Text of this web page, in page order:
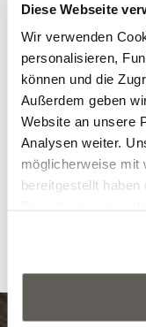
Diese Webseite
Wir verwenden
personalisieren,
können und die
Außerdem geben
Website an unsere
Analysen weiter.
möglicherweise mit
bereitgestellt
Dielen und
Wandverkleidung
Terrassenbelag
Zertifikate